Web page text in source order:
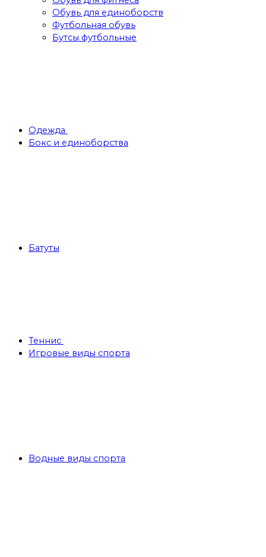
Обувь для единоборств
Футбольная обувь
Бутсы футбольные
Одежда
Бокс и единоборства
Батуты
Теннис
Игровые виды спорта
Водные виды спорта